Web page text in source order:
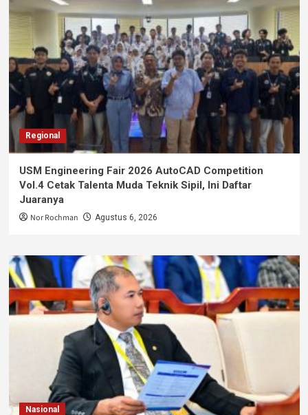
Regional
USM Engineering Fair 2026 AutoCAD Competition
Vol.4 Cetak Talenta Muda Teknik Sipil, Ini Daftar
Juaranya
Nor Rochman Agustus 6, 2026
Nasional